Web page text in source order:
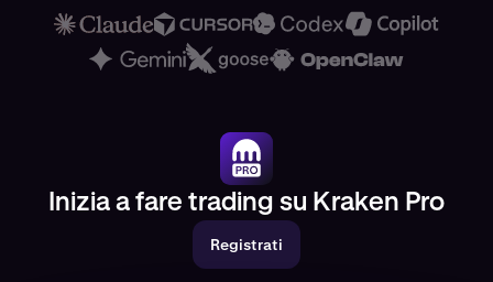
Inizia a fare trading su Kraken Pro
Registrati